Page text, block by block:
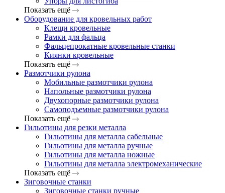
Показать ещё
Оборудование для кровельных работ
Клещи кровельные
Рамки для фальца
Фальцепрокатные кровельные станки
Киянки кровельные
Показать ещё
Размотчики рулона
Мобильные размотчики рулона
Напольные размотчики рулона
Двухопорные размотчики рулона
Самоподъемные размотчики рулона
Показать ещё
Гильотины для резки металла
Гильотины для металла сабельные
Гильотины для металла ручные
Гильотины для металла ножные
Гильотины для металла электромеханические
Показать ещё
Зиговочные станки
Зиговочные станки ручные